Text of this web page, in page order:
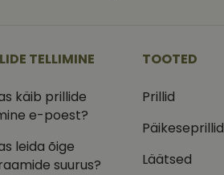
TELLIMINE
käib prillide
e-poest?
leida õige
suurus?
TOOTED
Prillid
Päikeseprillid
Läätsed
_ga_VQ82NFQ41G
__kla_id
test_cookie
_fbp